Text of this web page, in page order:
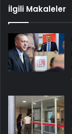
İlgili Makaleler